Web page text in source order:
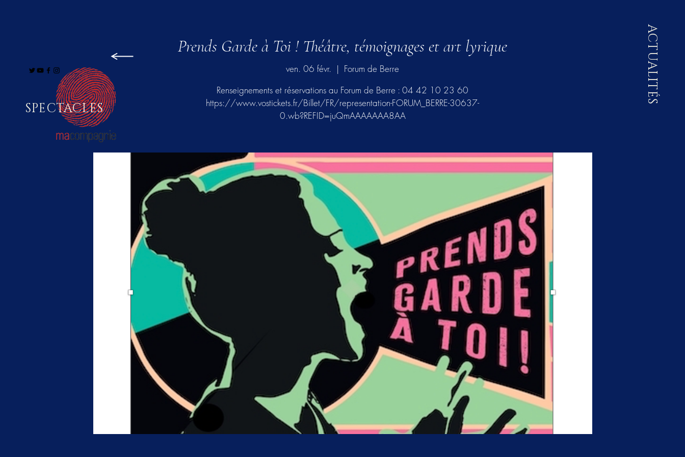
SPECTACLES
ACTUALITÉS
Prends Garde à Toi ! Théâtre, témoignages et art lyrique
ven. 06 févr.
  |
Forum de Berre
Renseignements et réservations au Forum de Berre : 04 42 10 23 60
https://www.vostickets.fr/Billet/FR/representation-FORUM_BERRE-30637-
0.wb?REFID=juQmAAAAAAA8AA